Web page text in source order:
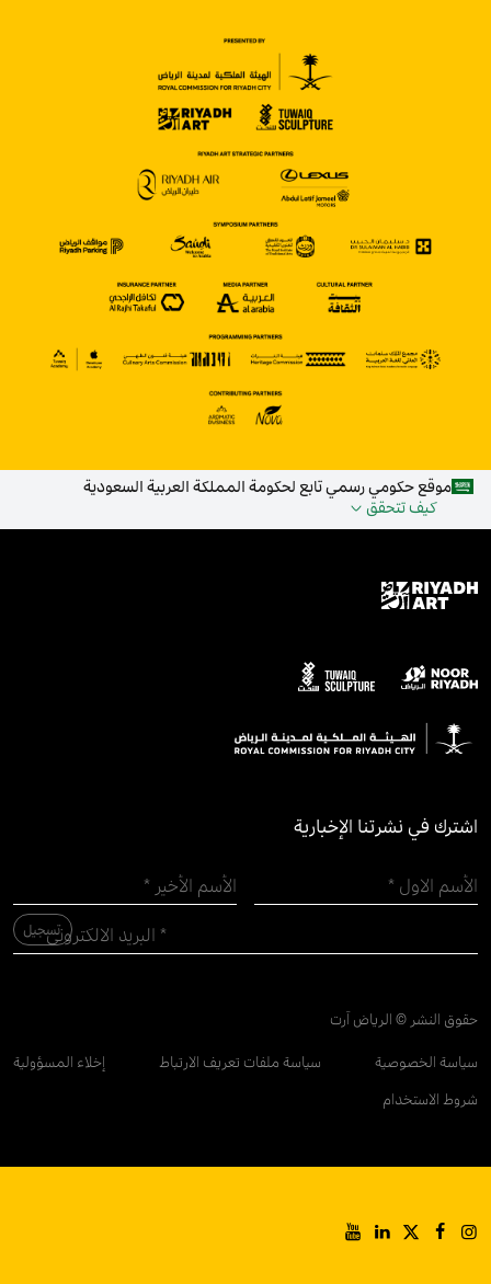
موقع حكومي رسمي تابع لحكومة المملكة العربية السعودية
كيف تتحقق
اشترك في نشرتنا الإخبارية
حقوق النشر © الرياض آرت
سياسة الخصوصية سياسة ملفات تعريف الارتباط
إخلاء المسؤولية
شروط الاستخدام